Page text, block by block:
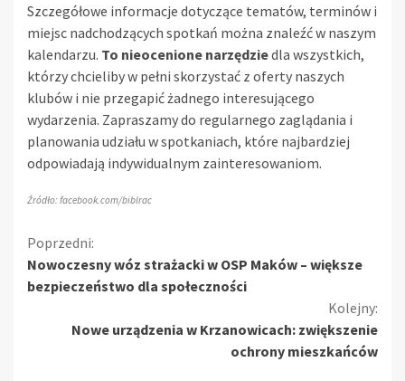
Szczegółowe informacje dotyczące tematów, terminów i
miejsc nadchodzących spotkań można znaleźć w naszym
kalendarzu. To nieocenione narzędziedla wszystkich,
którzy chcieliby w pełni skorzystać z oferty naszych
klubów i nie przegapić żadnego interesującego
wydarzenia. Zapraszamy do regularnego zaglądania i
planowania udziału w spotkaniach, które najbardziej
odpowiadają indywidualnym zainteresowaniom.
Źródło: facebook.com/biblrac
Kontynuuj
czytanie
Poprzedni:
Nowoczesny wóz strażacki w OSP Maków – większe
bezpieczeństwo dla społeczności
Kolejny:
Nowe urządzenia w Krzanowicach: zwiększenie
ochrony mieszkańców